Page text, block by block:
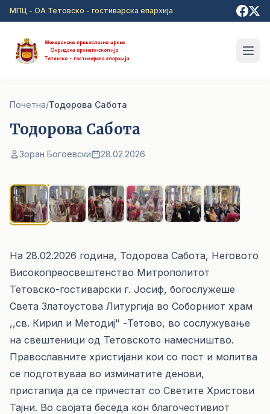
Прејди на главна содржина
МПЦ - ОА Тетовско - гостиварска епархија
Почетна/Тодорова Сабота
Тодорова Сабота
Зоран Богоевски 28.02.2026
На 28.02.2026 година, Тодорова Сабота, Неговото
Високопреосвештенство Митрополитот
Тетовско-гостиварски г. Јосиф, богослужеше
Света Златоустова Литургија во Соборниот храм
,,св. Кирил и Методиј" -Тетово, во сослужување
на свештеници од Тетовското намесништво.
Православните христијани кои со пост и молитва
се подготвуваа во изминатите денови,
пристапија да се причестат со Светите Христови
Тајни. Во својата беседа кон благочестивиот